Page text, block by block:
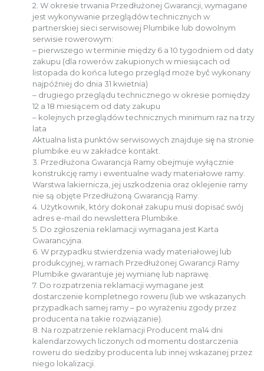
ODZIEŻ
AKCESORIA
KONTAKT
INFO
2. W okresie trwania Przedłużonej Gwarancji, wymagane
jest wykonywanie przeglądów technicznych w
partnerskiej sieci serwisowej Plumbike lub dowolnym
serwisie rowerowym:
– pierwszego w terminie między 6 a 10 tygodniem od daty
zakupu (dla rowerów zakupionych w miesiącach od
listopada do końca lutego przegląd może być́ wykonany
najpóźniej do dnia 31 kwietnia)
– drugiego przeglądu technicznego w okresie pomiędzy
12 a 18 miesiącem od daty zakupu
– kolejnych przeglądów technicznych minimum raz na trzy
lata
Aktualna lista punktów serwisowych znajduje się̨ na stronie
plumbike.eu w zakładce kontakt.
3. Przedłużona Gwarancja Ramy obejmuje wyłącznie
konstrukcję ramy i ewentualne wady materiałowe ramy.
Warstwa lakiernicza, jej uszkodzenia oraz oklejenie ramy
nie są objęte Przedłużoną Gwarancją Ramy.
4. Użytkownik, który dokonał zakupu musi dopisać swój
adres e-mail do newslettera Plumbike.
5. Do zgłoszenia reklamacji wymagana jest Karta
Gwarancyjna.
6. W przypadku stwierdzenia wady materiałowej lub
produkcyjnej, w ramach Przedłużonej Gwarancji Ramy
Plumbike gwarantuje jej wymianę lub naprawę.
7. Do rozpatrzenia reklamacji wymagane jest
dostarczenie kompletnego roweru (lub we wskazanych
przypadkach samej ramy – po wyrażeniu zgody przez
producenta na takie rozwiązanie).
8. Na rozpatrzenie reklamacji Producent ma14 dni
kalendarzowych liczonych od momentu dostarczenia
roweru do siedziby producenta lub innej wskazanej przez
niego lokalizacji.